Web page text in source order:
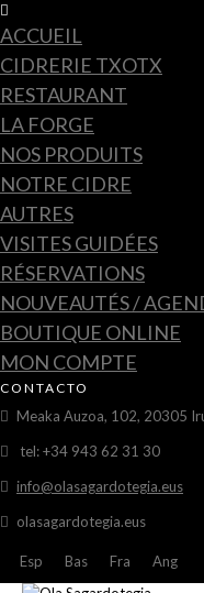
ACCUEIL
CIDRERIE TXOTX
RESTAURANT
LA FORGE
NOS PRODUITS
NOTRE CIDRE
AUTRES
VISITES GUIDÉES
RÉSERVATIONS
NOUVEAUTÉS /
BOUTIQUE ONLINE
MON COMPTE
CONTACTO
Meaka Auzoa, 102, 20305
tel: +34 943 62 31 30
info@olasagardotegia.eus
olasagardotegia.eus
Esp Bas Fra Ang